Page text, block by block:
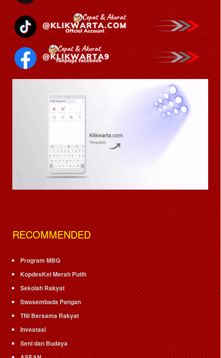
RECOMMENDED
Program MBG
KopdesKel Merah Putih
Sekolah Rakyat
Swasembada Pangan
TNI Bersama Rakyat
Investasi
Seni dan Budaya